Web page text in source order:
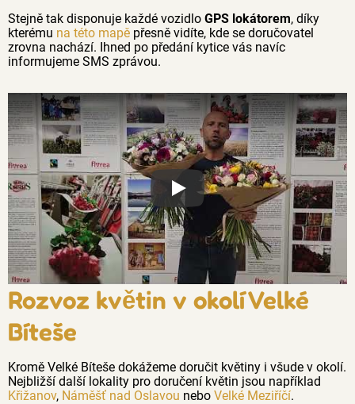
Stejně tak disponuje každé vozidlo GPS lokátorem, díky
kterému na této mapě přesně vidíte, kde se doručovatel
zrovna nachází. Ihned po předání kytice vás navíc
informujeme SMS zprávou.
Proč jsou květiny z Florea tak
Rozvoz květin v okolí Velké
Bíteše
Kromě Velké Bíteše dokážeme doručit květiny i všude v okolí.
Nejbližší další lokality pro doručení květin jsou například
Křižanov, Náměšť nad Oslavou nebo Velké Meziříčí.